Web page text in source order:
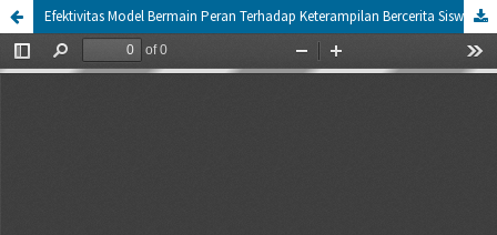
Efektivitas Model Bermain Peran Terhadap Keterampilan Bercerita Siswa Sekolah Dasar